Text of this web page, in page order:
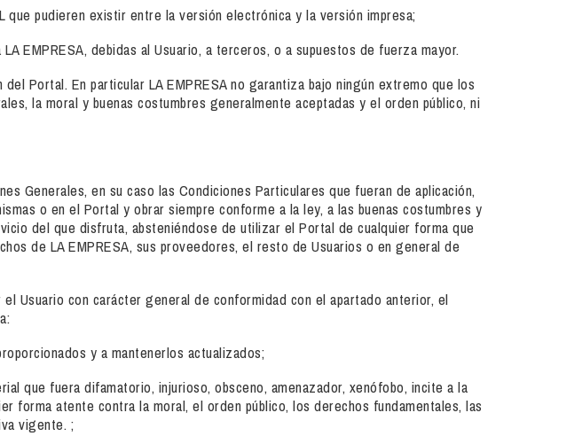
pudieren existir entre la versión electrónica y la versión impresa;
EMPRESA, debidas al Usuario, a terceros, o a supuestos de fuerza mayor.
Portal. En particular LA EMPRESA no garantiza bajo ningún extremo que los
la moral y buenas costumbres generalmente aceptadas y el orden público, ni
Generales, en su caso las Condiciones Particulares que fueran de aplicación,
o en el Portal y obrar siempre conforme a la ley, a las buenas costumbres y
del que disfruta, absteniéndose de utilizar el Portal de cualquier forma que
de LA EMPRESA, sus proveedores, el resto de Usuarios o en general de
Usuario con carácter general de conformidad con el apartado anterior, el
y a mantenerlos actualizados;
que fuera difamatorio, injurioso, obsceno, amenazador, xenófobo, incite a la
atente contra la moral, el orden público, los derechos fundamentales, las
vigente. ;